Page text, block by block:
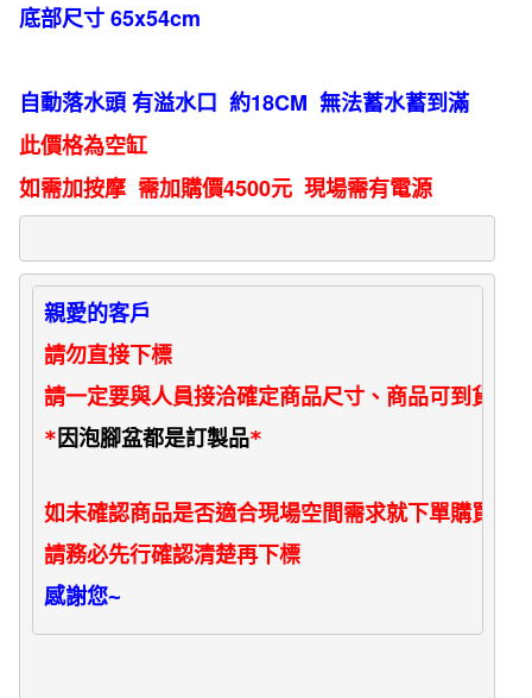
底部尺寸 65x54cm
自動落水頭 有溢水口 約18CM 無法蓄水蓄到滿
此價格為空缸
如需加按摩 需加購價4500元 現場需有電源
親愛的客戶
請勿直接下標
請一定要與人員接洽確定商品尺寸、商品可到貨
*因泡腳盆都是訂製品*
如未確認商品是否適合現場空間需求就下單購買
請務必先行確認清楚再下標
感謝您~